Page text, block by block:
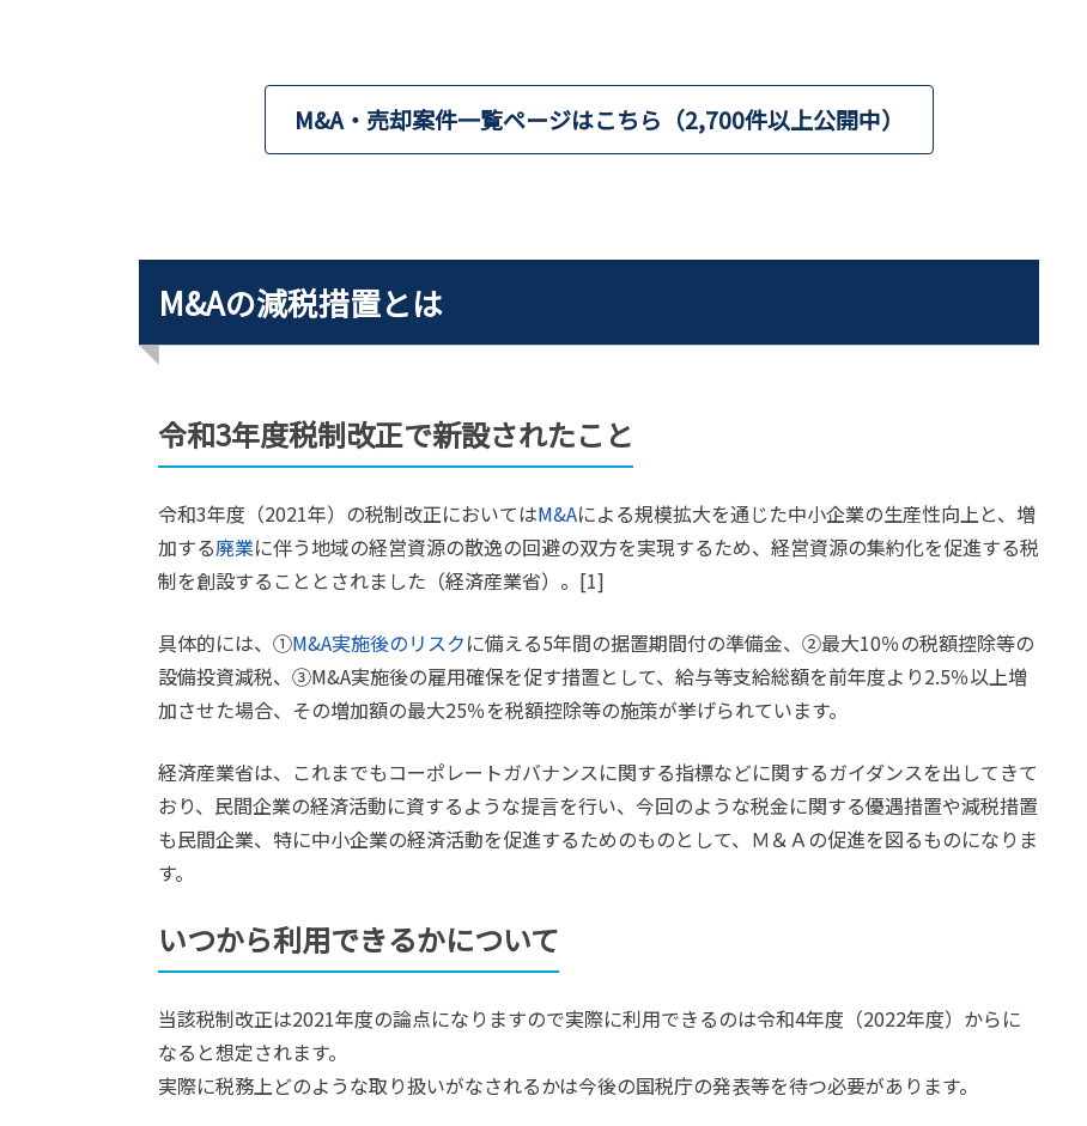
M&A・売却案件一覧ページはこちら（2,700件以上公開中）
M&Aの減税措置とは
令和3年度税制改正で新設されたこと
令和3年度（2021年）の税制改正においてはM&Aによる規模拡大を通じた中小企業の生産性向上と、増
加する廃業に伴う地域の経営資源の散逸の回避の双方を実現するため、経営資源の集約化を促進する税
制を創設することとされました（経済産業省）。[1]
具体的には、①M&A実施後のリスクに備える5年間の据置期間付の準備金、②最大10％の税額控除等の
設備投資減税、③M&A実施後の雇用確保を促す措置として、給与等支給総額を前年度より2.5％以上増
加させた場合、その増加額の最大25％を税額控除等の施策が挙げられています。
経済産業省は、これまでもコーポレートガバナンスに関する指標などに関するガイダンスを出してきて
おり、民間企業の経済活動に資するような提言を行い、今回のような税金に関する優遇措置や減税措置
も民間企業、特に中小企業の経済活動を促進するためのものとして、Ｍ＆Ａの促進を図るものになりま
す。
いつから利用できるかについて
当該税制改正は2021年度の論点になりますので実際に利用できるのは令和4年度（2022年度）からに
なると想定されます。
実際に税務上どのような取り扱いがなされるかは今後の国税庁の発表等を待つ必要があります。